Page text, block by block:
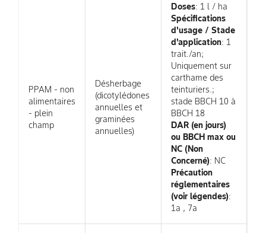
PPAM - non
alimentaires
- plein
champ
Désherbage
(dicotylédones
annuelles et
graminées
annuelles)
Doses: 1 l / ha
Spécifications
d'usage / Stade
d'application: 1
trait./an;
Uniquement sur
carthame des
teinturiers.;
stade BBCH 10 à
BBCH 18
DAR (en jours)
ou BBCH max ou
NC (Non
Concerné): NC
Précaution
réglementaires
(voir légendes):
1a , 7a